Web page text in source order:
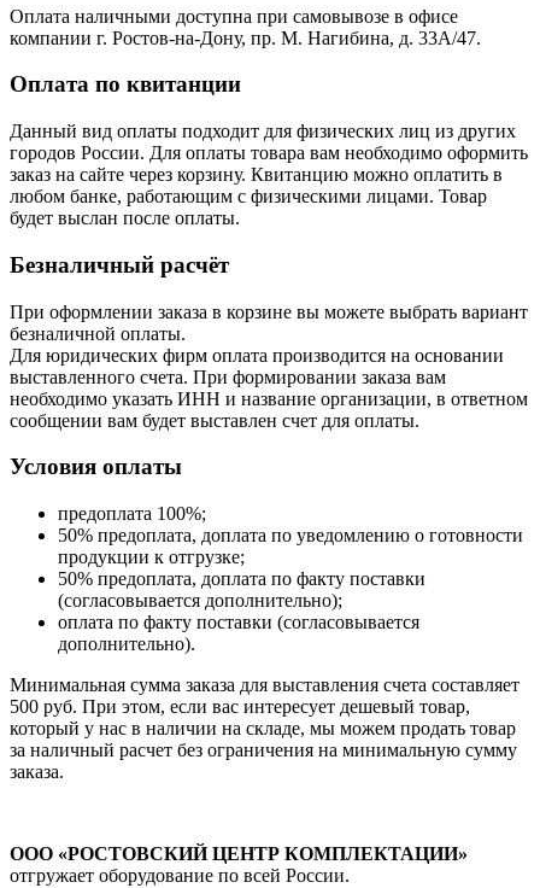
Оплата наличными доступна при самовывозе в офисе
компании г. Ростов-на-Дону, пр. М. Нагибина, д. 33А/47.
Оплата по квитанции
Данный вид оплаты подходит для физических лиц из других
городов России. Для оплаты товара вам необходимо оформить
заказ на сайте через корзину. Квитанцию можно оплатить в
любом банке, работающим с физическими лицами. Товар
будет выслан после оплаты.
Безналичный расчёт
При оформлении заказа в корзине вы можете выбрать вариант
безналичной оплаты.
Для юридических фирм оплата производится на основании
выставленного счета. При формировании заказа вам
необходимо указать ИНН и название организации, в ответном
сообщении вам будет выставлен счет для оплаты.
Условия оплаты
предоплата 100%;
50% предоплата, доплата по уведомлению о готовности
продукции к отгрузке;
50% предоплата, доплата по факту поставки
(согласовывается дополнительно);
оплата по факту поставки (согласовывается
дополнительно).
Минимальная сумма заказа для выставления счета составляет
500 руб. При этом, если вас интересует дешевый товар,
который у нас в наличии на складе, мы можем продать товар
за наличный расчет без ограничения на минимальную сумму
заказа.
ООО «РОСТОВСКИЙ ЦЕНТР КОМПЛЕКТАЦИИ»
отгружает оборудование по всей России.